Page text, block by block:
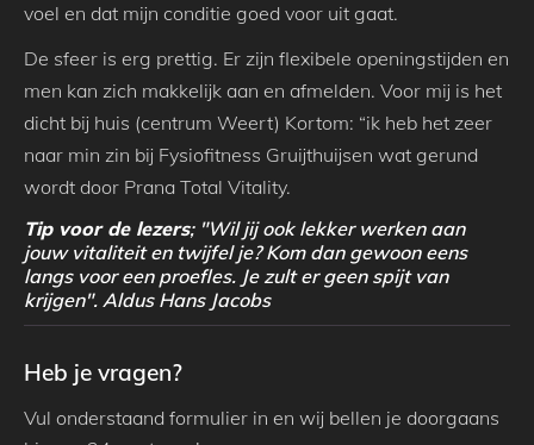
voel en dat mijn conditie goed voor uit gaat.
De sfeer is erg prettig. Er zijn flexibele openingstijden en
men kan zich makkelijk aan en afmelden. Voor mij is het
dicht bij huis (centrum Weert) Kortom: “ik heb het zeer
naar min zin bij Fysiofitness Gruijthuijsen wat gerund
wordt door Prana Total Vitality.
Tip voor de lezers; "Wil jij ook lekker werken aan
jouw vitaliteit en twijfel je? Kom dan gewoon eens
langs voor een proefles. Je zult er geen spijt van
krijgen". Aldus Hans Jacobs
Heb je vragen?
Vul onderstaand formulier in en wij bellen je doorgaans